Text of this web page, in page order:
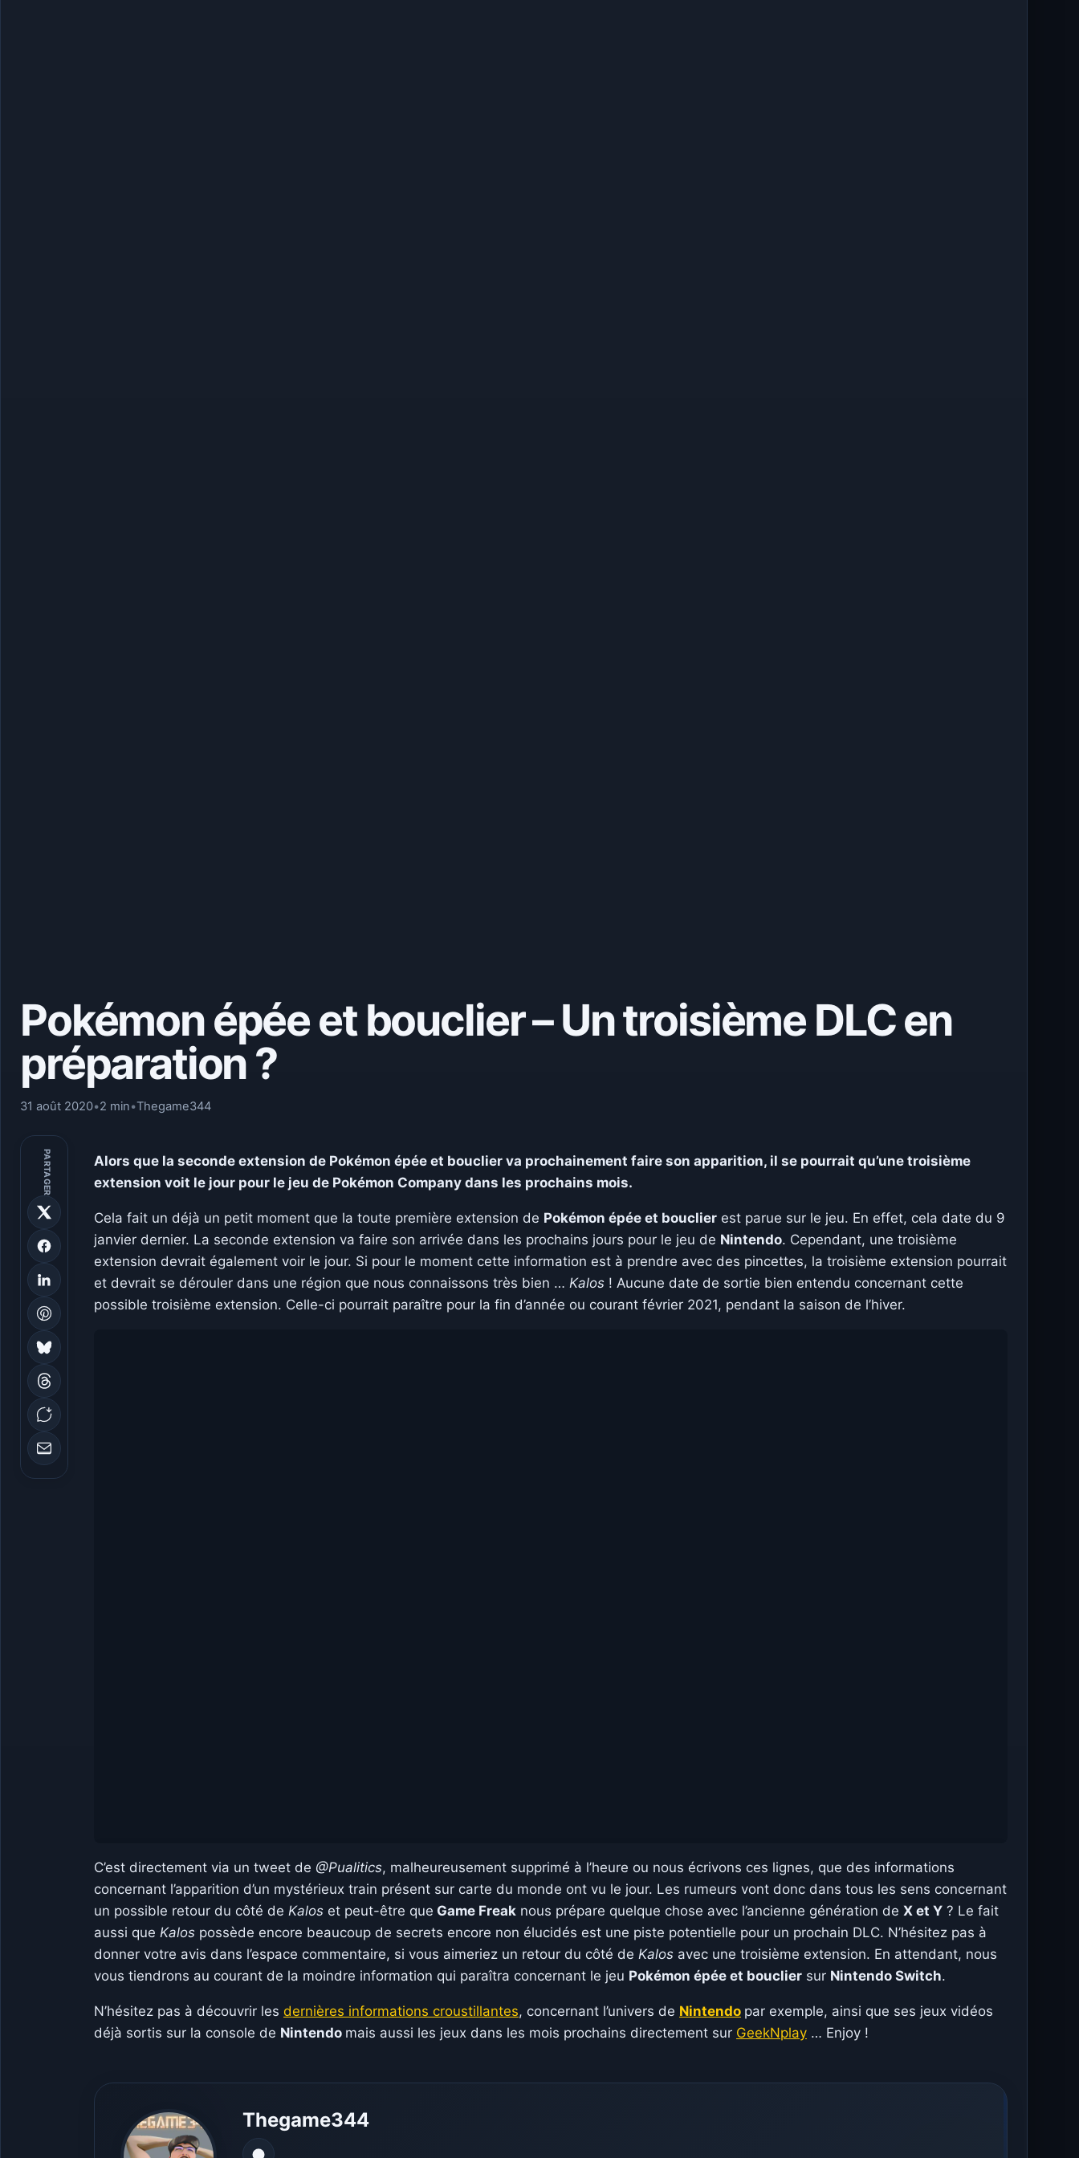
Pokémon épée et bouclier – Un troisième DLC en
préparation ?
31 août 2020•2 min•Thegame344
PARTAGER
Alors que la seconde extension de Pokémon épée et bouclier va prochainement faire son apparition, il se pourrait qu’une troisième
extension voit le jour pour le jeu de Pokémon Company dans les prochains mois.
Cela fait un déjà un petit moment que la toute première extension de Pokémon épée et bouclier est parue sur le jeu. En effet, cela date du 9
janvier dernier. La seconde extension va faire son arrivée dans les prochains jours pour le jeu de Nintendo. Cependant, une troisième
extension devrait également voir le jour. Si pour le moment cette information est à prendre avec des pincettes, la troisième extension pourrait
et devrait se dérouler dans une région que nous connaissons très bien … Kalos ! Aucune date de sortie bien entendu concernant cette
possible troisième extension. Celle-ci pourrait paraître pour la fin d’année ou courant février 2021, pendant la saison de l’hiver.
C’est directement via un tweet de @Pualitics, malheureusement supprimé à l’heure ou nous écrivons ces lignes, que des informations
concernant l’apparition d’un mystérieux train présent sur carte du monde ont vu le jour. Les rumeurs vont donc dans tous les sens concernant
un possible retour du côté de Kalos et peut-être que Game Freak nous prépare quelque chose avec l’ancienne génération de X et Y ? Le fait
aussi que Kalos possède encore beaucoup de secrets encore non élucidés est une piste potentielle pour un prochain DLC. N’hésitez pas à
donner votre avis dans l’espace commentaire, si vous aimeriez un retour du côté de Kalos avec une troisième extension. En attendant, nous
vous tiendrons au courant de la moindre information qui paraîtra concernant le jeu Pokémon épée et bouclier sur Nintendo Switch.
N’hésitez pas à découvrir les dernières informations croustillantes, concernant l’univers de Nintendo par exemple, ainsi que ses jeux vidéos
déjà sortis sur la console de Nintendo mais aussi les jeux dans les mois prochains directement sur GeekNplay … Enjoy !
Thegame344